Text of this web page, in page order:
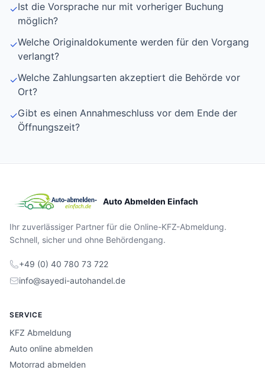
✓Ist die Vorsprache nur mit vorheriger Buchung
möglich?
✓Welche Originaldokumente werden für den Vorgang
verlangt?
✓Welche Zahlungsarten akzeptiert die Behörde vor
Ort?
✓Gibt es einen Annahmeschluss vor dem Ende der
Öffnungszeit?
Auto Abmelden Einfach
Ihr zuverlässiger Partner für die Online-KFZ-Abmeldung.
Schnell, sicher und ohne Behördengang.
+49 (0) 40 780 73 722
info@sayedi-autohandel.de
SERVICE
KFZ Abmeldung
Auto online abmelden
Motorrad abmelden